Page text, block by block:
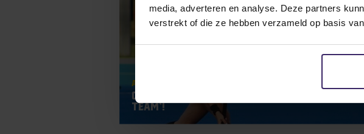
media, adverteren en analyse. Deze partners
verstrekt of die ze hebben verzameld op basis
Awards
Celine de Witte zit in het ‘SAC All
Team’!